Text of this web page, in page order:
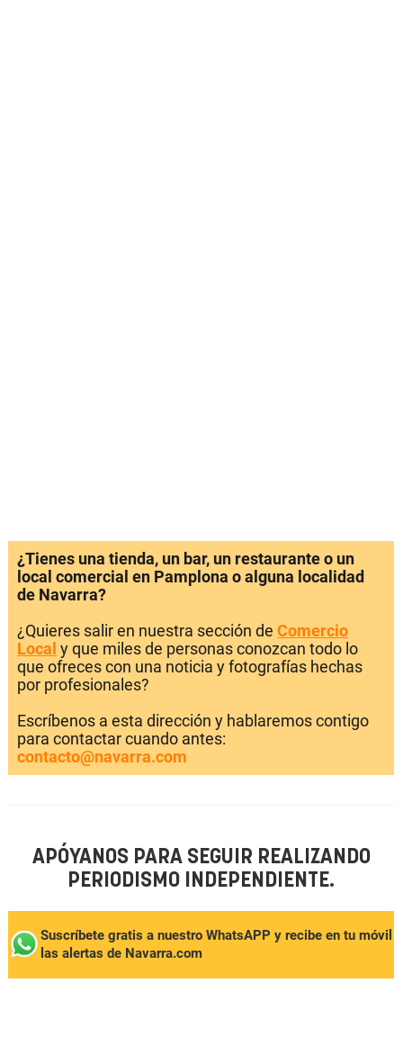
¿Tienes una tienda, un bar, un restaurante o un
local comercial en Pamplona o alguna localidad
de Navarra?
¿Quieres salir en nuestra sección de Comercio
Local y que miles de personas conozcan todo lo
que ofreces con una noticia y fotografías hechas
por profesionales?
Escríbenos a esta dirección y hablaremos contigo
para contactar cuando antes:
contacto@navarra.com
APÓYANOS PARA SEGUIR REALIZANDO
PERIODISMO INDEPENDIENTE.
Suscríbete gratis a nuestro WhatsAPP y recibe en tu móvil
las alertas de Navarra.com